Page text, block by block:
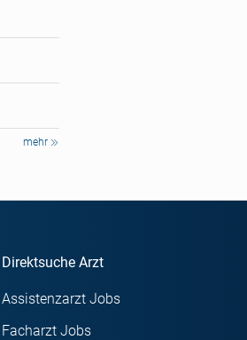
mehr
Direktsuche Arzt
Assistenzarzt Jobs
Facharzt Jobs